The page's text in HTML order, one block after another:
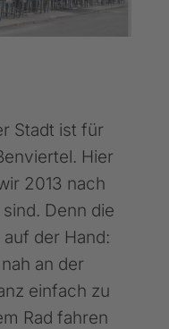
Stadt ist für
Hier
2013 nach
Denn die
der Hand:
an der
einfach zu
Rad fahren